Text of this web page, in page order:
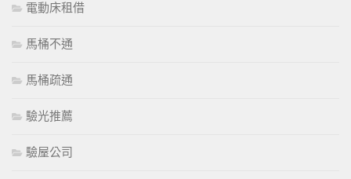
電動床租借
馬桶不通
馬桶疏通
驗光推薦
驗屋公司